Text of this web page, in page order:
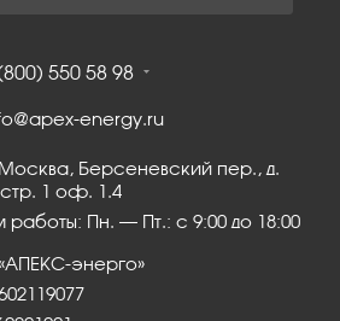
550 58 98
energy.ru
Москва, Берсеневский пер., д.
1 оф. 1.4
работы: Пн. – Пт.: с 9:00 до 18:00
энерго»